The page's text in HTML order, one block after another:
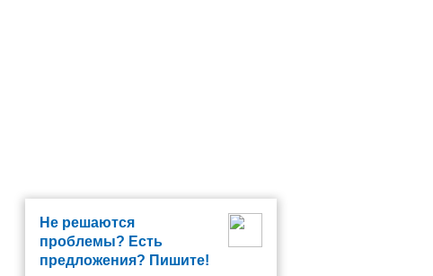
Не решаются
проблемы? Есть
предложения? Пишите!